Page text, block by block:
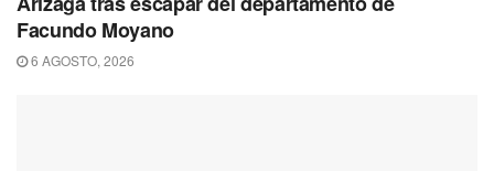
Facundo Moyano
6 AGOSTO, 2026